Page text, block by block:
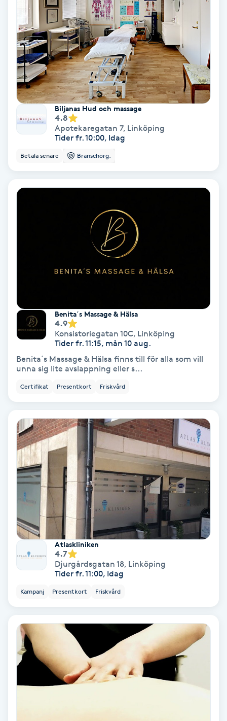
Nagelvård
Naglar borttagning
Naglar reparation
Naprapati
Navelpiercing
Ombre brows
Ombre naglar
Optiker
Ortobionomi
Osteopati
Paraffinbehandling
Pensionärklippning
Permanent
Permanent hårborttagning
Permanent ögonbrynsmakeup
Personal shopper
Personlig tränare
Biljanas Hud och massage
4.8
Apotekaregatan 7, Linköping
Tider fr. 10:00, Idag
Betala senare Branschorg.
Benita´s Massage & Hälsa
4.9
Konsistoriegatan 10C, Linköping
Tider fr. 11:15, mån 10 aug.
Benita´s Massage & Hälsa finns till för alla som vill
unna sig lite avslappning eller s...
Certifikat Presentkort Friskvård
Atlaskliniken
4.7
Djurgårdsgatan 18, Linköping
Tider fr. 11:00, Idag
Kampanj Presentkort Friskvård